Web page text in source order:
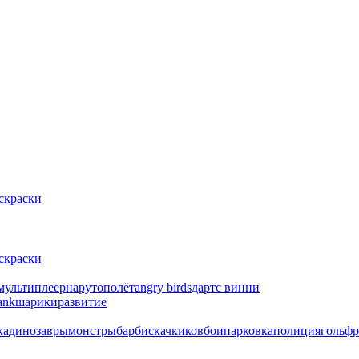
нарутополётangry birdsдартс винни
шарикиразвитие
динозаврымонстрыбарбискачкиковбоипарковкаполициягольф